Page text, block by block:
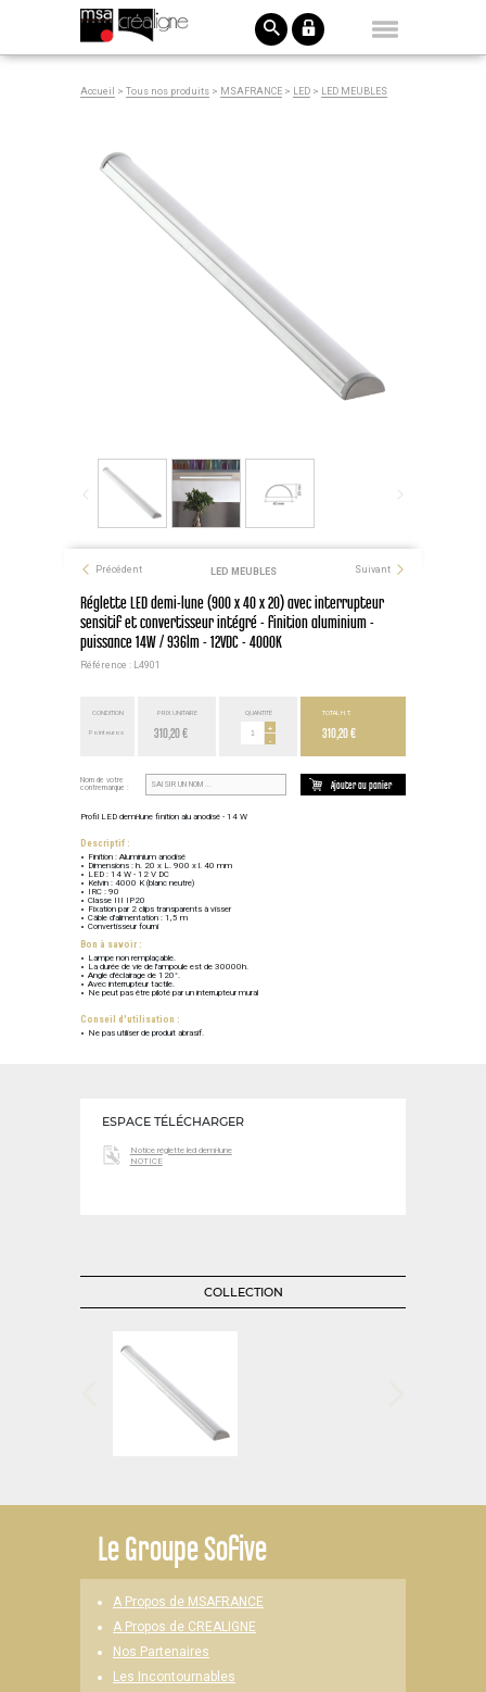
Accueil > Tous nos produits > MSAFRANCE > LED > LED MEUBLES
Précédent LED MEUBLES Suivant
Réglette LED demi-lune (900 x 40 x 20) avec interrupteur
sensitif et convertisseur intégré - finition aluminium -
puissance 14W / 936lm - 12VDC - 4000K
Référence : L4901
CONDITION
Point euros
PRIX UNITAIRE
310,20 €
QUANTITÉ
+
-
TOTAL H.T.
310,20 €
Nom de votre
contremarque :
Ajouter au panier
Profil LED demi-lune finition alu anodisé - 14 W
Descriptif :
Finition : Aluminium anodisé
Dimensions : h. 20 x L. 900 x l. 40 mm
LED : 14 W - 12 V DC
Kelvin : 4000 K (blanc neutre)
IRC : 90
Classe III IP20
Fixation par 2 clips transparents à visser
Câble d'alimentation : 1,5 m
Convertisseur fourni
Bon à savoir :
Lampe non remplaçable.
La durée de vie de l'ampoule est de 30000h.
Angle d'éclairage de 120°.
Avec interrupteur tactile.
Ne peut pas être piloté par un interrupteur mural
Conseil d'utilisation :
Ne pas utiliser de produit abrasif.
ESPACE TÉLÉCHARGER
Notice réglette led demi-lune
NOTICE
COLLECTION
LeGroupe Sofive
A Propos de MSAFRANCE
A Propos de CREALIGNE
Nos Partenaires
Les Incontournables